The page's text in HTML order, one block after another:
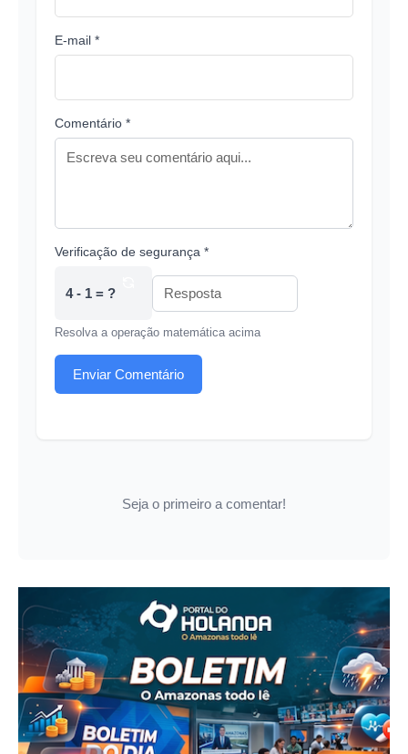
E-mail *
Comentário *
Verificação de segurança *
4 - 1 = ?
Resolva a operação matemática acima
Enviar Comentário
Seja o primeiro a comentar!